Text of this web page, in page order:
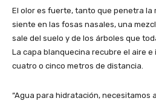
El olor es fuerte, tanto que penetra la
siente en las fosas nasales, una
sale del suelo y de los árboles que
La capa blanquecina recubre el aire e
cuatro o cinco metros de distancia.
“Agua para hidratación, necesitamos